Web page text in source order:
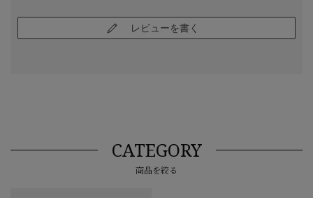
レビューを書く
CATEGORY
商品を絞る